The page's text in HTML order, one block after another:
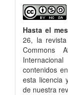
Hasta el
26, la
Commons
contenidos
esta licencia
de nuestra